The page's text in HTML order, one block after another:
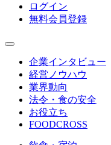
ログイン
無料会員登録
企業インタビュー
経営ノウハウ
業界動向
法令・食の安全
お役立ち
FOODCROSS